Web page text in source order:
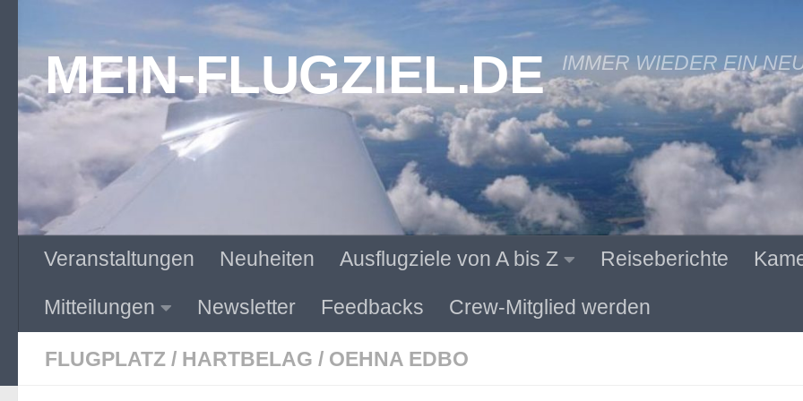
Zum Inhalt springen
MEIN-FLUGZIEL.DE IMMER WIEDER EIN
Veranstaltungen Neuheiten Ausflugziele von A bis Z Reiseberichte
Mitteilungen Newsletter Feedbacks Crew-Mitglied werden
FLUGPLATZ / HARTBELAG / OEHNA EDBO